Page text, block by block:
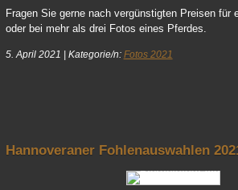
Fragen Sie gerne nach vergünstigten Preisen für
oder bei mehr als drei Fotos eines Pferdes.
5. April 2021 Kategorie/n: Fotos 2021
Hannoveraner Fohlenauswahlen